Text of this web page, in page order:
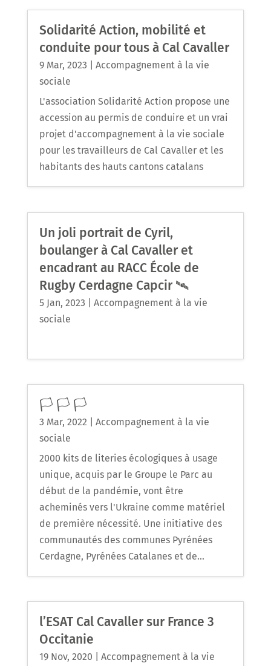
Solidarité Action, mobilité et
conduite pour tous à Cal Cavaller
9 Mar, 2023
Accompagnement à la vie
sociale
L'association Solidarité Action propose une
accession au permis de conduire et un vrai
projet d'accompagnement à la vie sociale
pour les travailleurs de Cal Cavaller et les
habitants des hauts cantons catalans
Un joli portrait de Cyril,
boulanger à Cal Cavaller et
encadrant au RACC École de
Rugby Cerdagne Capcir 🛰
5 Jan, 2023
Accompagnement à la vie
sociale
🏳️ 🏳️ 🏳️
3 Mar, 2022
Accompagnement à la vie
sociale
2000 kits de literies écologiques à usage
unique, acquis par le Groupe le Parc au
début de la pandémie, vont être
acheminés vers l'Ukraine comme matériel
de première nécessité. Une initiative des
communautés des communes Pyrénées
Cerdagne, Pyrénées Catalanes et de...
l’ESAT Cal Cavaller sur France 3
Occitanie
19 Nov, 2020 Accompagnement à la vie